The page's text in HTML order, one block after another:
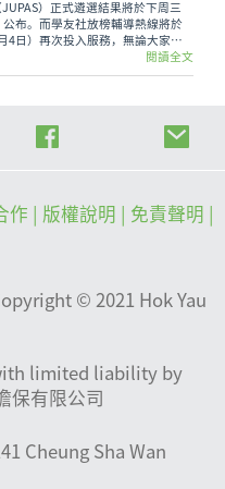
）正式遴選結果將於下周三
公布。而學友社放榜輔導熱線將於
4日）再次投入服務，無論大家有
問，又或需要支援輔導、尋求專業意
閱讀全文
作 | 版權說明
| 免責聲明 |
© 2021 Hok Yau
limited liability by
保有限公司
Cheung Sha Wan